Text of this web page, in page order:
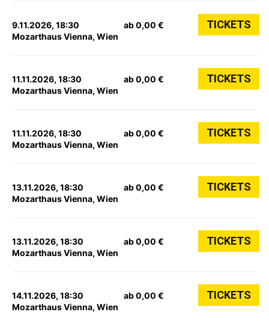
9.11.2026, 18:30
Mozarthaus Vienna, Wien
ab 0,00 € TICKETS
11.11.2026, 18:30
Mozarthaus Vienna, Wien
ab 0,00 € TICKETS
11.11.2026, 18:30
Mozarthaus Vienna, Wien
ab 0,00 € TICKETS
13.11.2026, 18:30
Mozarthaus Vienna, Wien
ab 0,00 € TICKETS
13.11.2026, 18:30
Mozarthaus Vienna, Wien
ab 0,00 € TICKETS
14.11.2026, 18:30
Mozarthaus Vienna, Wien
ab 0,00 € TICKETS